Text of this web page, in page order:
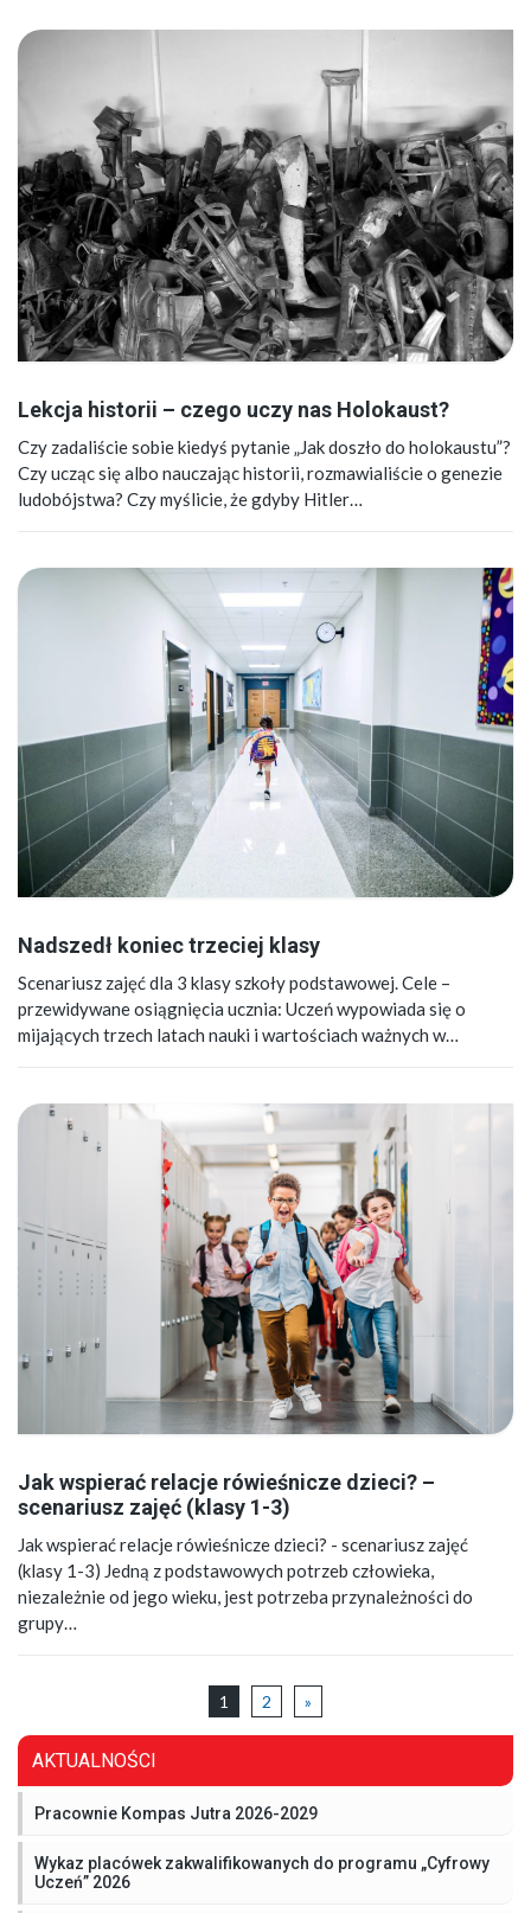
Lekcja historii – czego uczy nas Holokaust?
Czy zadaliście sobie kiedyś pytanie „Jak doszło do holokaustu”?
Czy ucząc się albo nauczając historii, rozmawialiście o genezie
ludobójstwa? Czy myślicie, że gdyby Hitler…
Nadszedł koniec trzeciej klasy
Scenariusz zajęć dla 3 klasy szkoły podstawowej. Cele –
przewidywane osiągnięcia ucznia: Uczeń wypowiada się o
mijających trzech latach nauki i wartościach ważnych w…
Jak wspierać relacje rówieśnicze dzieci? –
scenariusz zajęć (klasy 1-3)
Jak wspierać relacje rówieśnicze dzieci? - scenariusz zajęć
(klasy 1-3) Jedną z podstawowych potrzeb człowieka,
niezależnie od jego wieku, jest potrzeba przynależności do
grupy…
1 2 »
AKTUALNOŚCI
Pracownie Kompas Jutra 2026-2029
Wykaz placówek zakwalifikowanych do programu „Cyfrowy
Uczeń” 2026